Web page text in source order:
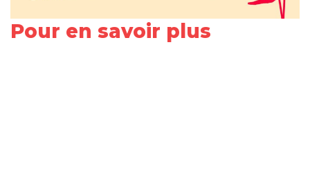
Pour en savoir plus